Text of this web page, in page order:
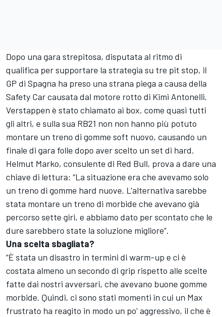
Dopo una gara strepitosa, disputata al ritmo di
qualifica per supportare la strategia su tre pit stop, il
GP di Spagna ha preso una strana piega a causa della
Safety Car causata dal motore rotto di Kimi Antonelli.
Verstappen è stato chiamato ai box, come quasi tutti
gli altri, e sulla sua RB21 non non hanno più potuto
montare un treno di gomme soft nuovo, causando un
finale di gara folle dopo aver scelto un set di hard.
Helmut Marko, consulente di Red Bull, prova a dare una
chiave di lettura: “La situazione era che avevamo solo
un treno di gomme hard nuove. L'alternativa sarebbe
stata montare un treno di morbide che avevano già
percorso sette giri, e abbiamo dato per scontato che le
dure sarebbero state la soluzione migliore”.
Una scelta sbagliata?
“È stata un disastro in termini di warm-up e ci è
costata almeno un secondo di grip rispetto alle scelte
fatte dai nostri avversari, che avevano buone gomme
morbide. Quindi, ci sono stati momenti in cui un Max
frustrato ha reagito in modo un po' aggressivo, il che è